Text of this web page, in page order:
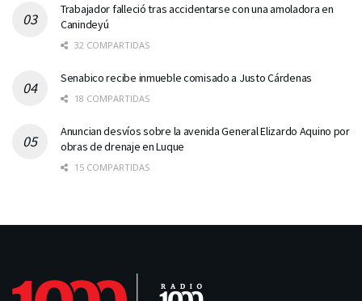
Trabajador falleció tras accidentarse con una amoladora en
Canindeyú
32 COMPARTIDAS
Senabico recibe inmueble comisado a Justo Cárdenas
18 COMPARTIDAS
Anuncian desvíos sobre la avenida General Elizardo Aquino por
obras de drenaje en Luque
15 COMPARTIDAS